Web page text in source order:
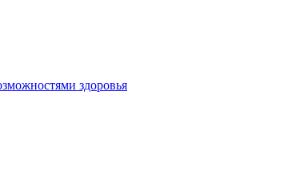
здоровья